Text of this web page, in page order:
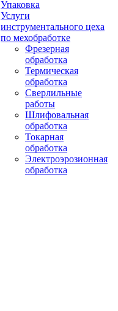
Упаковка
Услуги
инструментального цеха
по мехобработке
Фрезерная
обработка
Термическая
обработка
Сверлильные
работы
Шлифовальная
обработка
Токарная
обработка
Электроэрозионная
обработка